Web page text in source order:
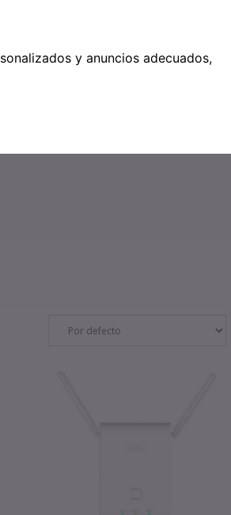
y anuncios adecuados,